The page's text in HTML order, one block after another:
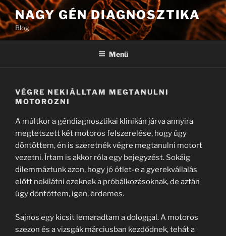
Tartalomhoz
NAGY GÉN DIAGNOSZTIKA
Blog
Menü
VÉGRE NEKIÁLLTAM MEGTANULNI
MOTOROZNI
A múltkor a géndiagnosztikai klinikán járva annyira
megtetszett két motoros felszerelése, hogy úgy
döntöttem, én is szeretnék végre megtanulni motort
vezetni. Írtam is akkor róla egy bejegyzést. Sokáig
dilemmáztunk azon, hogy jó ötlet-e a gyerekvállalás
előtt nekilátni ezeknek a próbálkozásoknak, de aztán
úgy döntöttem, igen, érdemes.
Sajnos egy kicsit lemaradtam a dologgal. A motoros
szezon és a vizsgák márciusban kezdődnek, tehát a